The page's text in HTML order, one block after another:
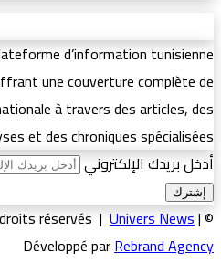
d’information tunisienne
une couverture complète de
à travers des articles, des
et des chroniques spécialisées.
أدخل بريدك الإلكتروني
© Copyright 2026, Tous droits réservés |
Univers News|
Développé parRebrand Agency